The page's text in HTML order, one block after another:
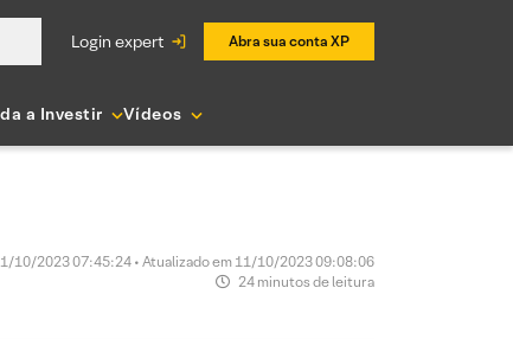
login expert Abra sua conta XP
a Investir Vídeos
10/2023 07:45:24 • Atualizado em 11/10/2023 09:08:06
24 minutos de leitura